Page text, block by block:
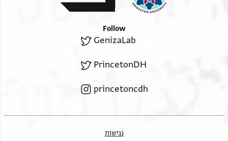
Follow
GenizaLab
PrincetonDH
princetoncdh
נגישות